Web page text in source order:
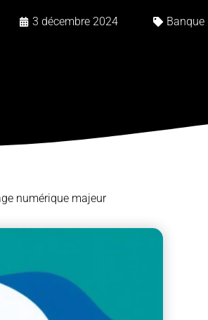
3 décembre 2024 Banque
numérique majeur